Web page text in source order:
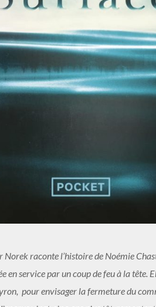
Norek raconte l’histoire de Noémie
en service par un coup de feu à la tête.
pour envisager la fermeture du